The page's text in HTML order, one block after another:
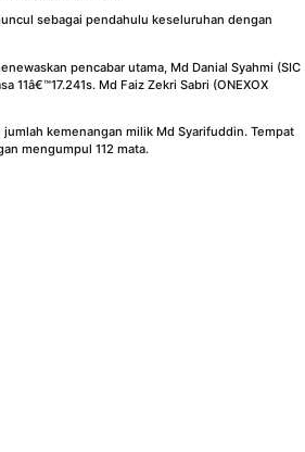
sebagai pendahulu keseluruhan dengan
pencabar utama, Md Danial Syahmi (SIC
Md Faiz Zekri Sabri (ONEXOX
kemenangan milik Md Syarifuddin. Tempat
mengumpul 112 mata.